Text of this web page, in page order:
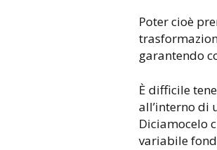
Poter cioè
garantendo
È difficile
all’interno di
Diciamocelo
variabile